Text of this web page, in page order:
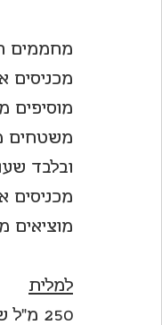
מחממים תנור
מכניסים
מוסיפים
משטחים
ובלבד
מכניסים את
מוציאים
למלית
250 מ"ל שמנת מתוקה